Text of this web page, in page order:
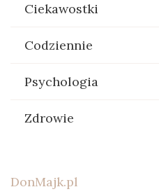
Ciekawostki
Codziennie
Psychologia
Zdrowie
DonMajk.pl